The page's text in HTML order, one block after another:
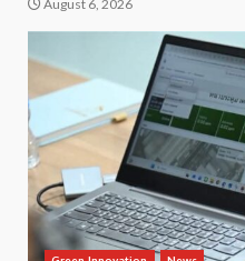
August 6, 2026